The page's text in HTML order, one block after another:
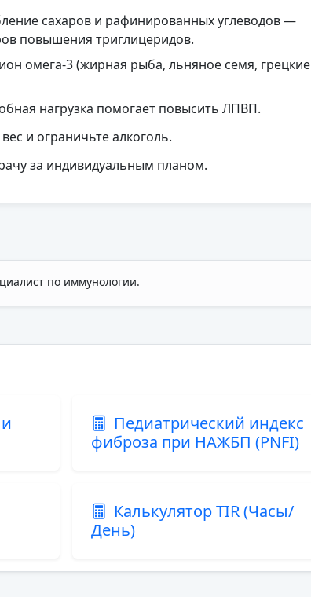
сахаров и рафинированных углеводов —
повышения триглицеридов.
омега-3 (жирная рыба, льняное семя, грецкие
нагрузка помогает повысить ЛПВП.
и ограничьте алкоголь.
за индивидуальным планом.
по иммунологии.
Педиатрический индекс
фиброза при НАЖБП (PNFI)
Калькулятор TIR (Часы/
День)